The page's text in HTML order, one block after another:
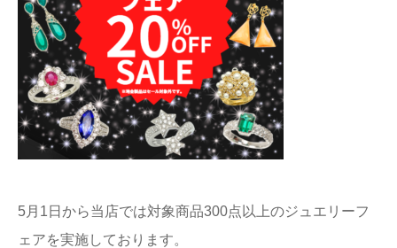
5月1日から当店では対象商品300点以上のジュエリーフ
ェアを実施しております。